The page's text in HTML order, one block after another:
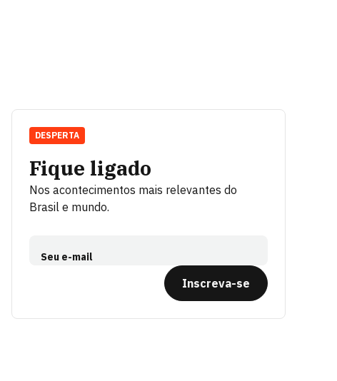
Fique ligado
Nos acontecimentos mais relevantes do
Brasil e mundo.
Seu e-mail
Inscreva-se
DESPERTA